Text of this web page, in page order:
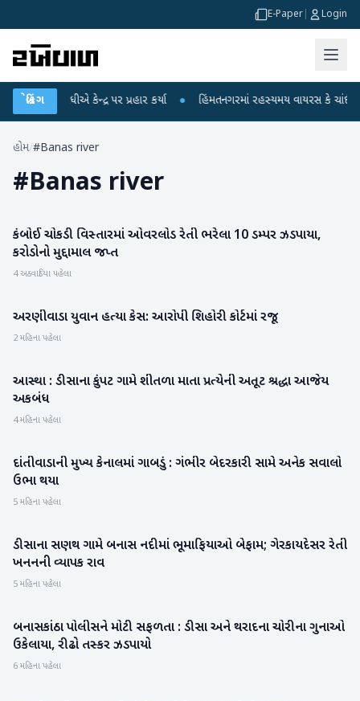
E-Paper Login
બ્રેકિંગ
રાહુલ ગાંધીએ કેન્દ્ર પર પ્રહાર કર્યા ● હિંમતનગરમાં રહસ્યમય વાયરસ કે ચાંદીપુરા?
હોમ/#Banas river
#Banas river
બનાસકાંઠા
કંબોઈ ચોકડી વિસ્તારમાં ઓવરલોડ રેતી ભરેલા 10 ડમ્પર ઝડપાયા,
કરોડોનો મુદ્દામાલ જપ્ત
4 અઠવાડિયા પહેલા
બનાસકાંઠા
અરણીવાડા યુવાન હત્યા કેસ: આરોપી શિહોરી કોર્ટમાં રજૂ
2 મહિના પહેલા
બનાસકાંઠા
આસ્થા : ડીસાના કુંપટ ગામે શીતળા માતા પ્રત્યેની અતૂટ શ્રદ્ધા આજેય
અકબંધ
4 મહિના પહેલા
બનાસકાંઠા
દાંતીવાડાની મુખ્ય કેનાલમાં ગાબડું : ગંભીર બેદરકારી સામે અનેક સવાલો
ઉભા થયા
5 મહિના પહેલા
બનાસકાંઠા
ડીસાના સણથ ગામે બનાસ નદીમાં ભૂમાફિયાઓ બેફામ; ગેરકાયદેસર રેતી
ખનનની વ્યાપક રાવ
5 મહિના પહેલા
બનાસકાંઠા
બનાસકાંઠા પોલીસને મોટી સફળતા : ડીસા અને થરાદના ચોરીના ગુનાઓ
ઉકેલાયા, રીઢો તસ્કર ઝડપાયો
6 મહિના પહેલા